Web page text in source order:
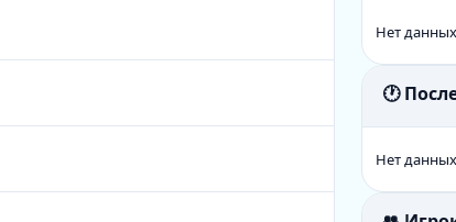
Нет данных
🕐
Нет данных